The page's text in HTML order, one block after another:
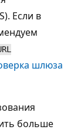
Если в
шлюза
больше